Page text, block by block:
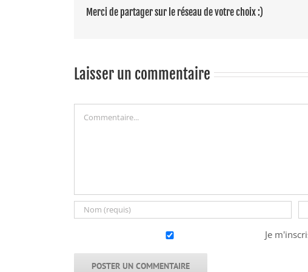
Merci de partager sur le réseau de votre choix :)
Laisser un commentaire
Je